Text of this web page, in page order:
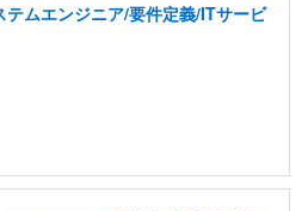
ムエンジニア/要件定義/ITサービ